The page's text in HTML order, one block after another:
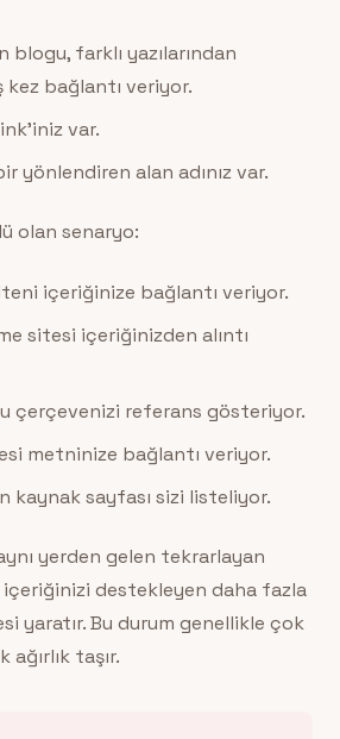
blogu, farklı yazılarından
bağlantı veriyor.
var.
yönlendiren alan adınız var.
olan senaryo:
içeriğinize bağlantı veriyor.
sitesi içeriğinizden alıntı
çerçevenizi referans gösteriyor.
metninize bağlantı veriyor.
kaynak sayfası sizi listeliyor.
yerden gelen tekrarlayan
içeriğinizi destekleyen daha fazla
yaratır. Bu durum genellikle çok
taşır.